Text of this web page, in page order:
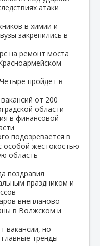
атаки
в химии и
закрепились в
на ремонт моста
пройдёт в
от 200
области
в финансовой
подозревается в
особой жестокостью
область
поздравил
праздником и
внепланово
в Волжском и
вакансии, но
тренды